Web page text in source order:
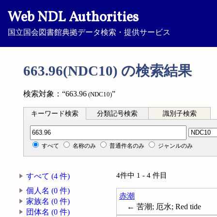
Web NDL Authorities
国立国会図書館典拠データ検索・提供サービス
663.96(NDC10) の検索結果
検索対象：“663.96 (NDC10)”
キーワード検索 分類記号検索 識別子検索
分類記号検索
すべて 名称のみ 普通件名のみ ジャンルのみ
すべて (4 件)
個人名 (0 件)
家族名 (0 件)
団体名 (0 件)
4件中 1 - 4 件目
赤潮
← 苦潮; 厄水; Red tide